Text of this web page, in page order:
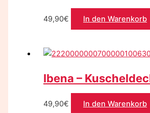
49,90€ In den Warenkorb
Ibena –
49,90€ In den Warenkorb